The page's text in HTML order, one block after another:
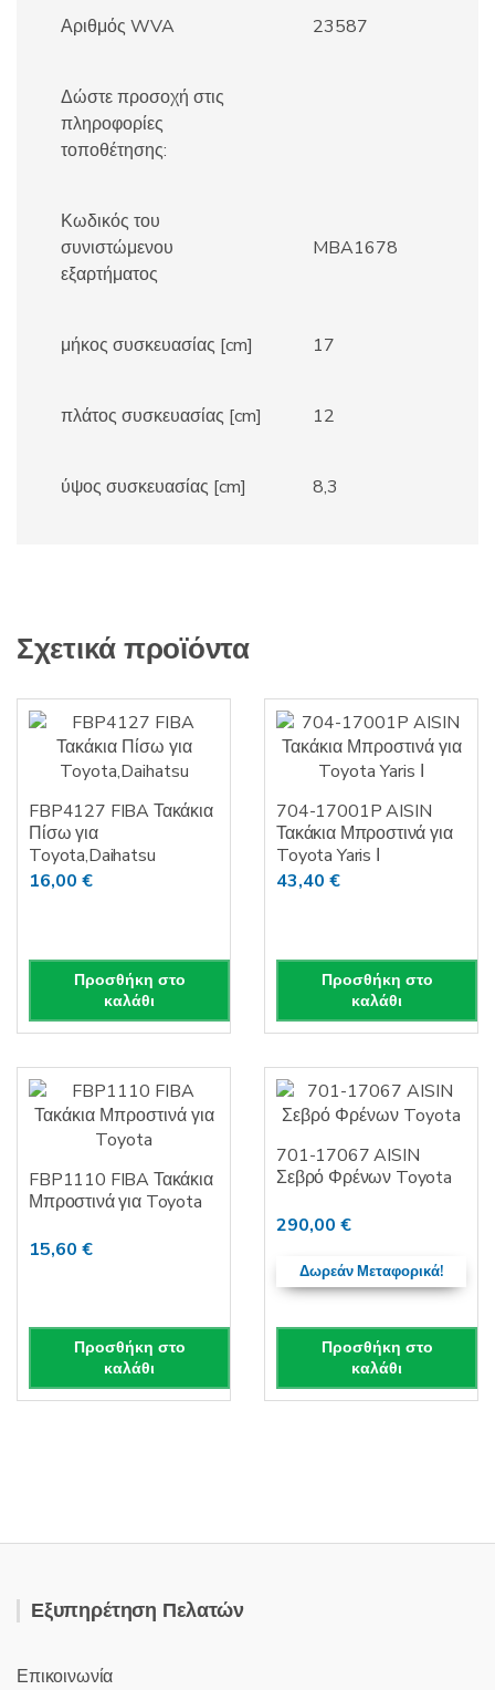
Αριθμός WVA 23587
Δώστε προσοχή στις
πληροφορίες
τοποθέτησης:
Κωδικός του
συνιστώμενου
εξαρτήματος
MBA1678
μήκος συσκευασίας [cm] 17
πλάτος συσκευασίας [cm] 12
ύψος συσκευασίας [cm] 8,3
Σχετικά προϊόντα
FBP4127 FIBA Τακάκια
Πίσω για
Toyota,Daihatsu
16,00 €
Προσθήκη στο
καλάθι
704-17001P AISIN
Τακάκια Μπροστινά για
Toyota Yaris Ι
43,40 €
Προσθήκη στο
καλάθι
FBP1110 FIBA Τακάκια
Μπροστινά για Toyota
15,60 €
Προσθήκη στο
καλάθι
701-17067 AISIN
Σεβρό Φρένων Toyota
290,00 €
Δωρεάν Μεταφορικά!
Προσθήκη στο
καλάθι
Εξυπηρέτηση Πελατών
Επικοινωνία